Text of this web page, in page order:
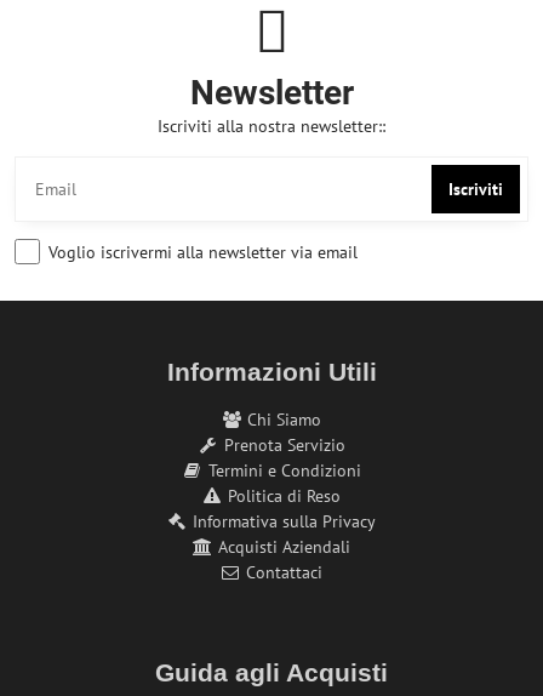
Newsletter
Iscriviti alla nostra newsletter::
Iscriviti
Voglio iscrivermi alla newsletter via email
Informazioni Utili
Chi Siamo
Prenota Servizio
Termini e Condizioni
Politica di Reso
Informativa sulla Privacy
Acquisti Aziendali
Contattaci
Guida agli Acquisti